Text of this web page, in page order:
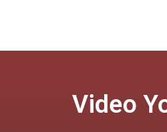
Video